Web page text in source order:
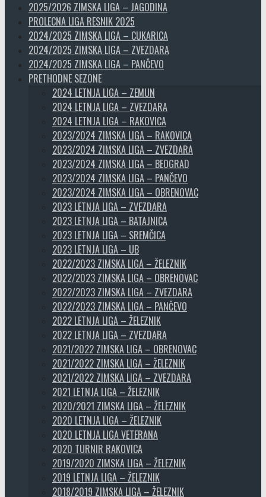
2025/2026 ZIMSKA LIGA – JAGODINA
PROLECNA LIGA RESNIK 2025
2024/2025 ZIMSKA LIGA – CUKARICA
2024/2025 ZIMSKA LIGA – ZVEZDARA
2024/2025 ZIMSKA LIGA – PANČEVO
PRETHODNE SEZONE
2024 LETNJA LIGA – ZEMUN
2024 LETNJA LIGA – ZVEZDARA
2024 LETNJA LIGA – RAKOVICA
2023/2024 ZIMSKA LIGA – RAKOVICA
2023/2024 ZIMSKA LIGA – ZVEZDARA
2023/2024 ZIMSKA LIGA – BEOGRAD
2023/2024 ZIMSKA LIGA – PANČEVO
2023/2024 ZIMSKA LIGA – OBRENOVAC
2023 LETNJA LIGA – ZVEZDARA
2023 LETNJA LIGA – BATAJNICA
2023 LETNJA LIGA – SREMČICA
2023 LETNJA LIGA – UB
2022/2023 ZIMSKA LIGA – ŽELEZNIK
2022/2023 ZIMSKA LIGA – OBRENOVAC
2022/2023 ZIMSKA LIGA – ZVEZDARA
2022/2023 ZIMSKA LIGA – PANČEVO
2022 LETNJA LIGA – ŽELEZNIK
2022 LETNJA LIGA – ZVEZDARA
2021/2022 ZIMSKA LIGA – OBRENOVAC
2021/2022 ZIMSKA LIGA – ŽELEZNIK
2021/2022 ZIMSKA LIGA – ZVEZDARA
2021 LETNJA LIGA – ŽELEZNIK
2020/2021 ZIMSKA LIGA – ŽELEZNIK
2020 LETNJA LIGA – ŽELEZNIK
2020 LETNJA LIGA VETERANA
2020 TURNIR RAKOVICA
2019/2020 ZIMSKA LIGA – ŽELEZNIK
2019 LETNJA LIGA – ŽELEZNIK
2018/2019 ZIMSKA LIGA – ŽELEZNIK